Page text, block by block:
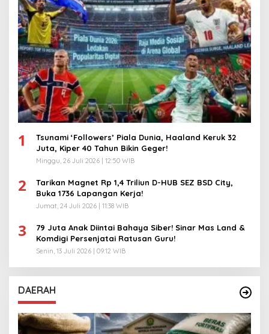
1
Tsunami ‘Followers’ Piala Dunia, Haaland Keruk 32
Juta, Kiper 40 Tahun Bikin Geger!
Minggu, 26 Juli 2026 | 12:50 WIB
2
Tarikan Magnet Rp 1,4 Triliun D-HUB SEZ BSD City,
Buka 1736 Lapangan Kerja!
Jumat, 24 Juli 2026 | 11:38 WIB
3
79 Juta Anak Diintai Bahaya Siber! Sinar Mas Land &
Komdigi Persenjatai Ratusan Guru!
Senin, 13 Juli 2026 | 09:12 WIB
DAERAH